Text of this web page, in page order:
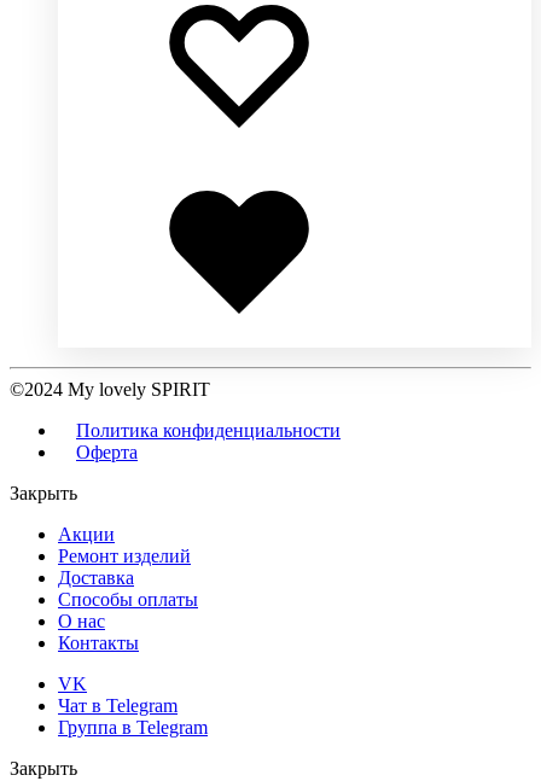
©2024 My lovely SPIRIT
Политика конфиденциальности
Оферта
Закрыть
Акции
Ремонт изделий
Доставка
Способы оплаты
О нас
Контакты
VK
Чат в Telegram
Группа в Telegram
Закрыть